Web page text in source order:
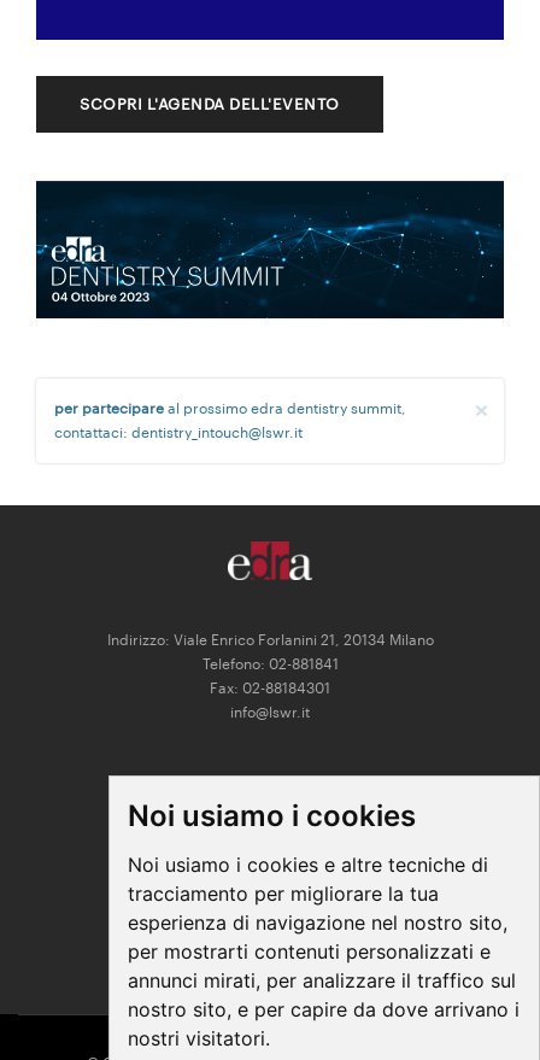
Noi usiamo i cookies
Noi usiamo i cookies e altre tecniche di
tracciamento per migliorare la tua
esperienza di navigazione nel nostro sito,
per mostrarti contenuti personalizzati e
annunci mirati, per analizzare il traffico sul
nostro sito, e per capire da dove arrivano i
nostri visitatori.
SCOPRI L'AGENDA DELL'EVENTO
×
per partecipare al prossimo edra dentistry summit,
contattaci: dentistry_intouch@lswr.it
Indirizzo: Viale Enrico Forlanini 21, 20134 Milano
Telefono: 02-881841
Fax: 02-88184301
info@lswr.it
Facebook
Youtube